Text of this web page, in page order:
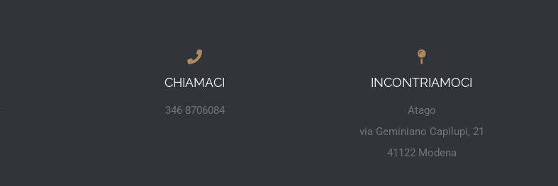
CHIAMACI
346 8706084
INCONTRIAMOCI
Atago
via Geminiano Capilupi, 21
41122 Modena